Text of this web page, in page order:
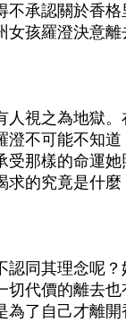
承認關於香
孩羅澄決意
視之為地獄
不可能不知道
那樣的命運
的究竟是什
同其理念呢
代價的離去
了自己才離